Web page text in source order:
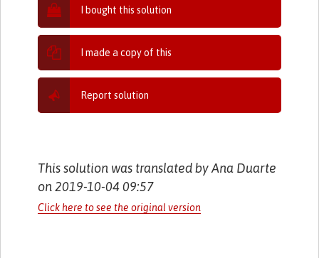
I bought this solution
I made a copy of this
Report solution
This solution was translated by Ana Duarte
on 2019-10-04 09:57
Click here to see the original version